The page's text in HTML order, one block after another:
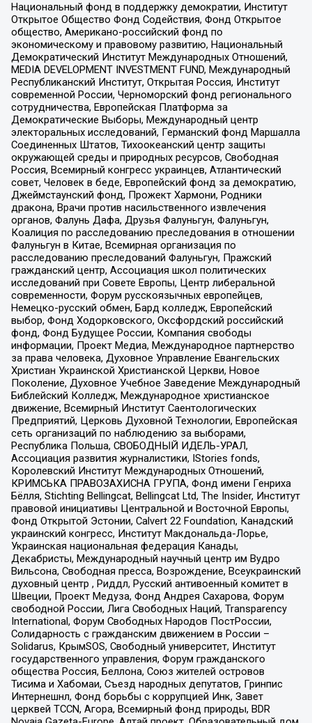
Национальный фонд в поддержку демократии, Институт
Открытое Общество Фонд Содействия, Фонд Открытое
общество, Американо-российский фонд по
экономическому и правовому развитию, Национальный
Демократический Институт Международных Отношений,
MEDIA DEVELOPMENT INVESTMENT FUND, Международный
Республиканский Институт, Открытая Россия, Институт
современной России, Черноморский фонд регионального
сотрудничества, Европейская Платформа за
Демократические Выборы, Международный центр
электоральных исследований, Германский фонд Маршалла
Соединенных Штатов, Тихоокеанский центр защиты
окружающей среды и природных ресурсов, Свободная
Россия, Всемирный конгресс украинцев, Атлантический
совет, Человек в беде, Европейский фонд за демократию,
Джеймстаунский фонд, Прожект Хармони, Родники
дракона, Врачи против насильственного извлечения
органов, Фалунь Дафа, Друзья Фалуньгун, Фалуньгун,
Коалиция по расследованию преследования в отношении
Фалуньгун в Китае, Всемирная организация по
расследованию преследований Фалуньгун, Пражский
гражданский центр, Ассоциация школ политических
исследований при Совете Европы, Центр либеральной
современности, Форум русскоязычных европейцев,
Немецко-русский обмен, Бард колледж, Европейский
выбор, Фонд Ходорковского, Оксфордский российский
фонд, Фонд Будущее России, Компания свободы
информации, Проект Медиа, Международное партнерство
за права человека, Духовное Управление Евангельских
Христиан Украинской Христианской Церкви, Новое
Поколение, Духовное Учебное Заведение Международный
Библейский Колледж, Международное христианское
движение, Всемирный Институт Саентологических
Предприятий, Церковь Духовной Технологии, Европейская
сеть организаций по наблюдению за выборами,
Республика Польша, СВОБОДНЫЙ ИДЕЛЬ-УРАЛ,
Ассоциация развития журналистики, IStories fonds,
Королевский Институт Международных Отношений,
КРИМСЬКА ПРАВОЗАХИСНА ГРУПА, Фонд имени Генриха
Бёлля, Stichting Bellingcat, Bellingcat Ltd, The Insider, Институт
правовой инициативы Центральной и Восточной Европы,
Фонд Открытой Эстонии, Calvert 22 Foundation, Канадский
украинский конгресс, Институт Макдональда-Лорье,
Украинская национальная федерация Канады,
Декабристы, Международный научный центр им Вудро
Вильсона, Свободная пресса, Возрождение, Всеукраинский
духовный центр , Риддл, Русский антивоенный комитет в
Швеции, Проект Медуза, Фонд Андрея Сахарова, Форум
свободной России, Лига Свободных Наций, Transparеncy
International, Форум Свободных Народов ПостРоссии,
Солидарность с гражданским движением в России –
Solidarus, КрымSOS, Свободный университет, Институт
государственного управления, Форум гражданского
общества Россия, Беллона, Союз жителей островов
Тисима и Хабомаи, Съезд народных депутатов, Гринпис
Интернешнл, Фонд борьбы с коррупцией Инк, Завет
церквей TCCN, Агора, Всемирный фонд природы, BDR